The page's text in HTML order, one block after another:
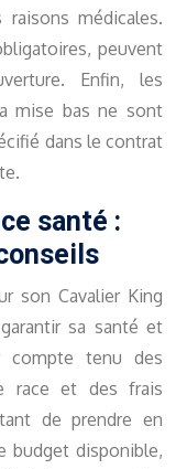
médicales.
peuvent
Enfin, les
mise bas ne sont
dans le contrat
santé :
son Cavalier King
sa santé et
compte tenu des
race et des frais
de prendre en
budget disponible,